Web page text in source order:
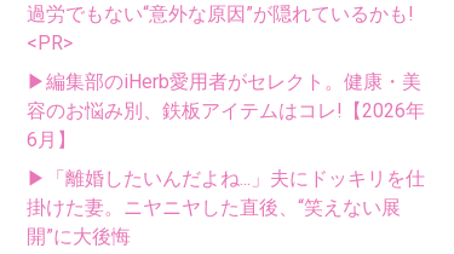
過労でもない“意外な原因”が隠れているかも!
<PR>
▶編集部のiHerb愛用者がセレクト。健康・美
容のお悩み別、鉄板アイテムはコレ!【2026年
6月】
▶「離婚したいんだよね...」夫にドッキリを仕
掛けた妻。ニヤニヤした直後、“笑えない展
開”に大後悔